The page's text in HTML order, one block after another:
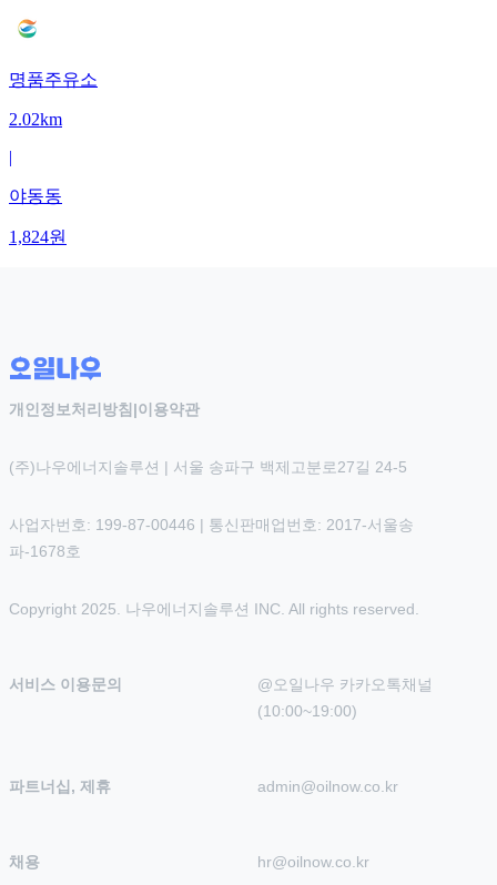
명품주유소
2.02km
|
야동동
1,824원
개인정보처리방침 |이용약관
(주)나우에너지솔루션 | 서울 송파구 백제고분로27길 24-5
사업자번호: 199-87-00446 | 통신판매업번호: 2017-서울송
파-1678호
Copyright 2025. 나우에너지솔루션 INC. All rights reserved.
서비스 이용문의
@오일나우 카카오톡채널
(10:00~19:00)
파트너십, 제휴 admin@oilnow.co.kr
채용 hr@oilnow.co.kr